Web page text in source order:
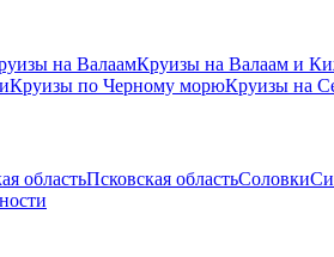
на ВалаамКруизы на Валаам и
Круизы по Черному морюКруизы на
областьПсковская областьСоловки